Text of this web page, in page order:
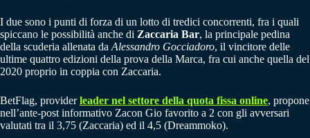
I due sono i punti di forza di un lotto di tredici concorrenti, fra i quali
spiccano le possibilità anche di Zaccaria Bar, la principale pedina
della scuderia allenata da Alessandro Gocciadoro, il vincitore delle
ultime quattro edizioni della prova della Marca, fra cui anche quella del
2020 proprio in coppia con Zaccaria.
BetFlag, providerleader nel settore della quota fissa online, propone
nell’ante-post informativo Zacon Gio favorito a 2 con gli avversari
valutati tra il 3,75 (Zaccaria) ed il 4,5 (Dreammoko).